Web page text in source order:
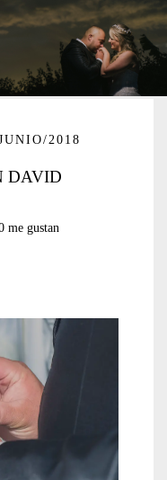
2018
DAVID
me gustan